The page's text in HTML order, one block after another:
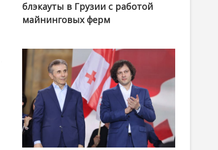
блэкауты в Грузии с работой
майнинговых ферм